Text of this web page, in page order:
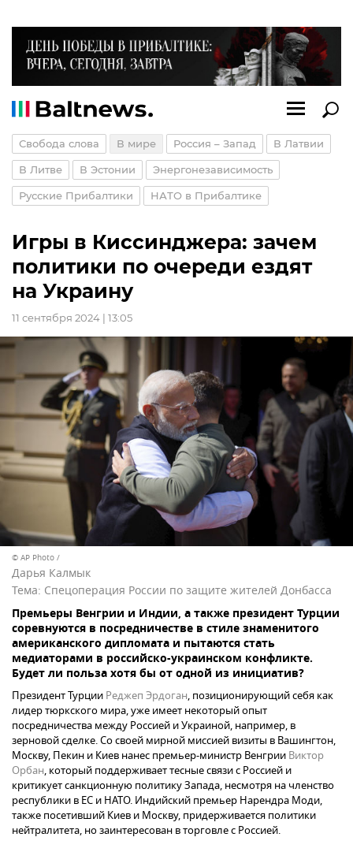
Свобода слова В мире Россия – Запад В Латвии
В Литве В Эстонии Энергонезависимость
Русские Прибалтики НАТО в Прибалтике
Игры в Киссинджера: зачем
политики по очереди ездят
на Украину
11 сентября 2024 | 13:05
© AP Photo /
Дарья Калмык
Тема: Спецоперация России по защите жителей Донбасса
Премьеры Венгрии и Индии, а также президент Турции
соревнуются в посредничестве в стиле знаменитого
американского дипломата и пытаются стать
медиаторами в российско-украинском конфликте.
Будет ли польза хотя бы от одной из инициатив?
Президент Турции Реджеп Эрдоган, позиционирующий себя как
лидер тюркского мира, уже имеет некоторый опыт
посредничества между Россией и Украиной, например, в
зерновой сделке. Со своей мирной миссией визиты в Вашингтон,
Москву, Пекин и Киев нанес премьер-министр Венгрии Виктор
Орбан, который поддерживает тесные связи с Россией и
критикует санкционную политику Запада, несмотря на членство
республики в ЕС и НАТО. Индийский премьер Нарендра Моди,
также посетивший Киев и Москву, придерживается политики
нейтралитета, но заинтересован в торговле с Россией.